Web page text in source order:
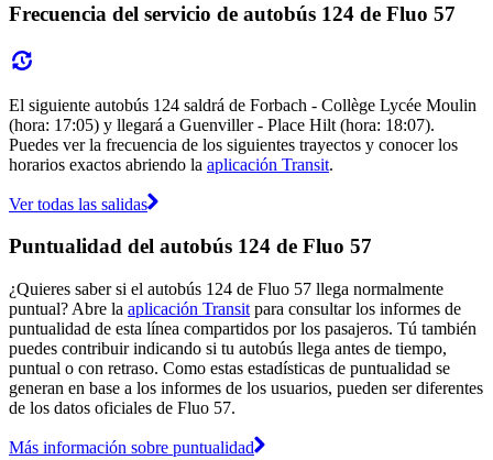
Frecuencia del servicio de autobús 124 de Fluo 57
El siguiente autobús 124 saldrá de Forbach - Collège Lycée Moulin
(hora: 17:05) y llegará a Guenviller - Place Hilt (hora: 18:07).
Puedes ver la frecuencia de los siguientes trayectos y conocer los
horarios exactos abriendo la aplicación Transit.
Ver todas las salidas
Puntualidad del autobús 124 de Fluo 57
¿Quieres saber si el autobús 124 de Fluo 57 llega normalmente
puntual? Abre la aplicación Transit para consultar los informes de
puntualidad de esta línea compartidos por los pasajeros. Tú también
puedes contribuir indicando si tu autobús llega antes de tiempo,
puntual o con retraso. Como estas estadísticas de puntualidad se
generan en base a los informes de los usuarios, pueden ser diferentes
de los datos oficiales de Fluo 57.
Más información sobre puntualidad